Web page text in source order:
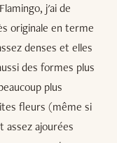
j'ai de
originale en terme
denses et elles
des formes plus
plus
fleurs (même si
assez ajourées